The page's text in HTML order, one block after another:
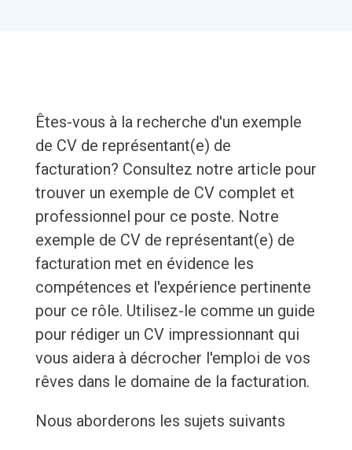
Êtes-vous à la recherche d'un exemple
de CV de représentant(e) de
facturation? Consultez notre article pour
trouver un exemple de CV complet et
professionnel pour ce poste. Notre
exemple de CV de représentant(e) de
facturation met en évidence les
compétences et l'expérience pertinente
pour ce rôle. Utilisez-le comme un guide
pour rédiger un CV impressionnant qui
vous aidera à décrocher l'emploi de vos
rêves dans le domaine de la facturation.
Nous aborderons les sujets suivants